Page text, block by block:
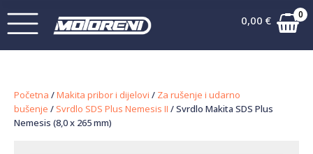
0,00 € 0
Početna /Makita pribor i dijelovi / Za rušenje i udarno
bušenje / Svrdlo SDS Plus Nemesis II / Svrdlo Makita SDS Plus
Nemesis (8,0 x 265 mm)